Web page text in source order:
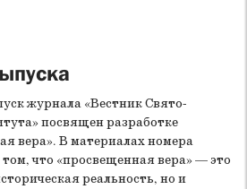
журнала «Вестник Свято-
посвящен разработке
вера». В материалах номера
что «просвещенная вера» — это
реальность, но и